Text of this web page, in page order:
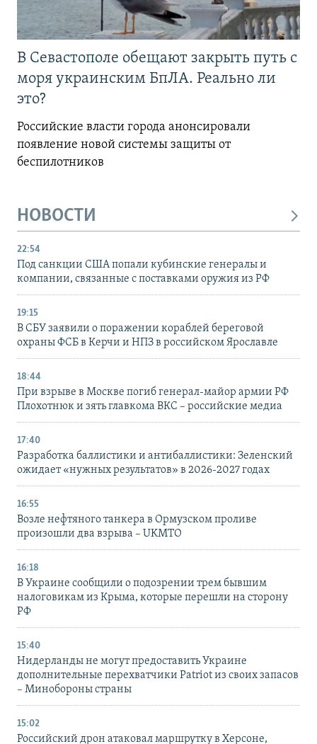
В Севастополе обещают закрыть путь с
моря украинским БпЛА. Реально ли
это?
Российские власти города анонсировали
появление новой системы защиты от
беспилотников
НОВОСТИ
22:54
Под санкции США попали кубинские генералы и
компании, связанные с поставками оружия из РФ
19:15
В СБУ заявили о поражении кораблей береговой
охраны ФСБ в Керчи и НПЗ в российском Ярославле
18:44
При взрыве в Москве погиб генерал-майор армии РФ
Плохотнюк и зять главкома ВКС – российские медиа
17:40
Разработка баллистики и антибаллистики: Зеленский
ожидает «нужных результатов» в 2026-2027 годах
16:55
Возле нефтяного танкера в Ормузском проливе
произошли два взрыва – UKMTO
16:18
В Украине сообщили о подозрении трем бывшим
налоговикам из Крыма, которые перешли на сторону
РФ
15:40
Нидерланды не могут предоставить Украине
дополнительные перехватчики Patriot из своих запасов
– Минобороны страны
15:02
Российский дрон атаковал маршрутку в Херсоне,